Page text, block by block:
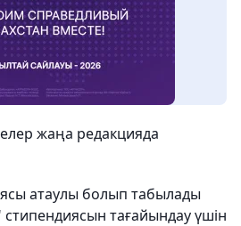
жаңа редакцияда
атаулы болып табылады
тағайындау үшін